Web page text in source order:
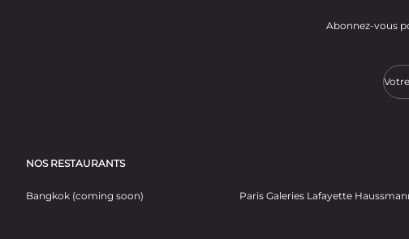
Abonnez-vous
NOS RESTAURANTS
Bangkok (coming soon) Paris Galeries Lafayette